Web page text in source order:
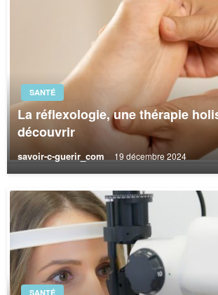
SANTÉ
La réflexologie, une thérapie
découvrir
savoir-c-guerir_com 19 décembre 2024
SANTÉ